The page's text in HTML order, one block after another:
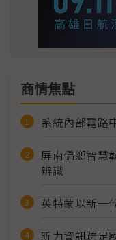
商情焦點
系統內部電路
屏南偏鄉智慧
辨識
英特蒙以新一
昕力資訊跨足